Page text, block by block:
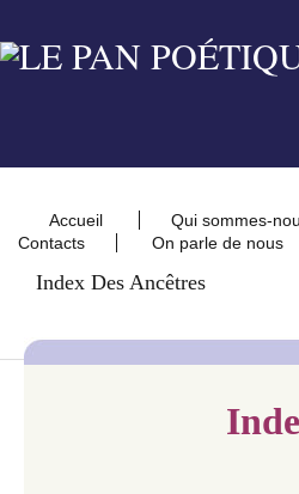
Accueil Qui sommes-
Contacts
On parle de nous
Index Des Ancêtres